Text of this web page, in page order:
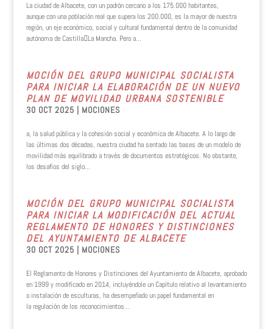
La ciudad de Albacete, con un padrón cercano a los 175.000 habitantes,
aunque con una población real que supera los 200.000, es la mayor de nuestra
región, un eje económico, social y cultural fundamental dentro de la comunidad
autónoma de Castilla￾La Mancha. Pero a...
MOCIÓN DEL GRUPO MUNICIPAL SOCIALISTA
PARA INICIAR LA ELABORACIÓN DE UN NUEVO
PLAN DE MOVILIDAD URBANA SOSTENIBLE
30 OCT 2025 | MOCIONES
a, la salud pública y la cohesión social y económica de Albacete. A lo largo de
las últimas dos décadas, nuestra ciudad ha sentado las bases de un modelo de
movilidad más equilibrado a través de documentos estratégicos. No obstante,
los desafíos del siglo...
MOCIÓN DEL GRUPO MUNICIPAL SOCIALISTA
PARA INICIAR LA MODIFICACIÓN DEL ACTUAL
REGLAMENTO DE HONORES Y DISTINCIONES
DEL AYUNTAMIENTO DE ALBACETE
30 OCT 2025 | MOCIONES
El Reglamento de Honores y Distinciones del Ayuntamiento de Albacete, aprobado
en 1999 y modificado en 2014, incluyéndole un Capítulo relativo al levantamiento
o instalación de esculturas, ha desempeñado un papel fundamental en
la regulación de los reconocimientos...